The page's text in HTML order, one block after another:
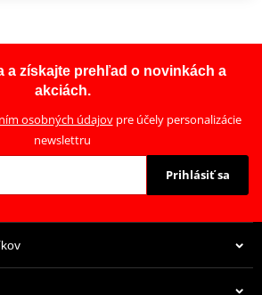
a získajte prehľad o novinkách a
akciách.
osobných údajovpre účely personalizácie
newslettru
Prihlásiť sa